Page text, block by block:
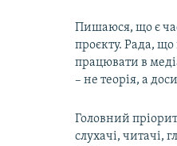
Пишаюся, що є
проєкту. Рада,
працювати в
– не теорія, а
Головний
слухачі, читачі,